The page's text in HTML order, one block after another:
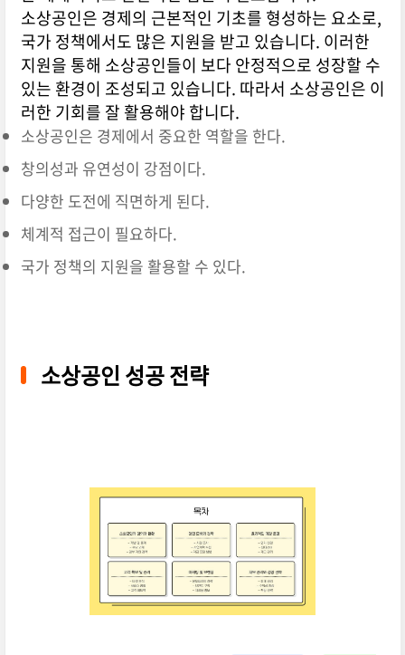
소상공인은 경제의 근본적인 기초를 형성하는 요소로,
국가 정책에서도 많은 지원을 받고 있습니다. 이러한
지원을 통해 소상공인들이 보다 안정적으로 성장할 수
있는 환경이 조성되고 있습니다. 따라서 소상공인은 이
러한 기회를 잘 활용해야 합니다.
소상공인은 경제에서 중요한 역할을 한다.
창의성과 유연성이 강점이다.
다양한 도전에 직면하게 된다.
체계적 접근이 필요하다.
국가 정책의 지원을 활용할 수 있다.
소상공인 성공 전략